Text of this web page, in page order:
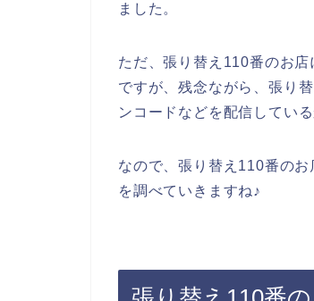
ました。
ただ、張り替え110番のお
ですが、残念ながら、張り
ンコードなどを配信してい
なので、張り替え110番の
を調べていきますね♪